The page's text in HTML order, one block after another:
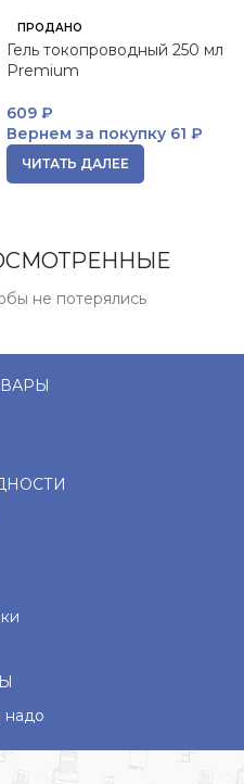
ПРОДАНО
Гель токопроводный 250 мл
Premium
609 ₽
Вернем за покупку 61 ₽
ЧИТАТЬ ДАЛЕЕ
не потерялись
надо